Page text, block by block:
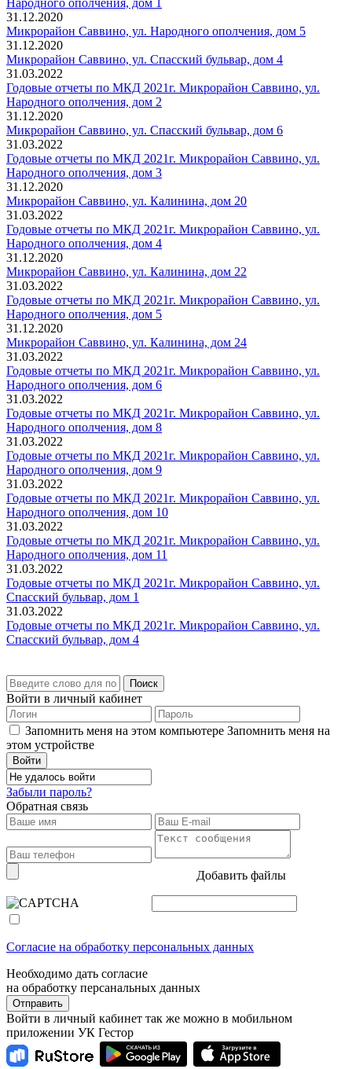
Народного ополчения, дом 1
31.12.2020
Микрорайон Саввино, ул. Народного ополчения, дом 5
31.12.2020
Микрорайон Саввино, ул. Спасский бульвар, дом 4
31.03.2022
Годовые отчеты по МКД 2021г. Микрорайон Саввино, ул.
Народного ополчения, дом 2
31.12.2020
Микрорайон Саввино, ул. Спасский бульвар, дом 6
31.03.2022
Годовые отчеты по МКД 2021г. Микрорайон Саввино, ул.
Народного ополчения, дом 3
31.12.2020
Микрорайон Саввино, ул. Калинина, дом 20
31.03.2022
Годовые отчеты по МКД 2021г. Микрорайон Саввино, ул.
Народного ополчения, дом 4
31.12.2020
Микрорайон Саввино, ул. Калинина, дом 22
31.03.2022
Годовые отчеты по МКД 2021г. Микрорайон Саввино, ул.
Народного ополчения, дом 5
31.12.2020
Микрорайон Саввино, ул. Калинина, дом 24
31.03.2022
Годовые отчеты по МКД 2021г. Микрорайон Саввино, ул.
Народного ополчения, дом 6
31.03.2022
Годовые отчеты по МКД 2021г. Микрорайон Саввино, ул.
Народного ополчения, дом 8
31.03.2022
Годовые отчеты по МКД 2021г. Микрорайон Саввино, ул.
Народного ополчения, дом 9
31.03.2022
Годовые отчеты по МКД 2021г. Микрорайон Саввино, ул.
Народного ополчения, дом 10
31.03.2022
Годовые отчеты по МКД 2021г. Микрорайон Саввино, ул.
Народного ополчения, дом 11
31.03.2022
Годовые отчеты по МКД 2021г. Микрорайон Саввино, ул.
Спасский бульвар, дом 1
31.03.2022
Годовые отчеты по МКД 2021г. Микрорайон Саввино, ул.
Спасский бульвар, дом 4
Поиск
Войти в личный кабинет
Запомнить меня на этом компьютере Запомнить меня на
этом устройстве
Забыли пароль?
Обратная связь
Добавить файлы
Согласие на обработку персональных данных
Необходимо дать согласие
на обработку персанальных данных
Отправить
Войти в личный кабинет так же можно в мобильном
приложении УК Гестор